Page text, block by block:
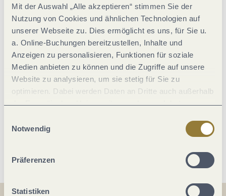
Mit der Auswahl „Alle akzeptieren“ stimmen Sie der
Nutzung von Cookies und ähnlichen Technologien auf
unserer Webseite zu. Dies ermöglicht es uns, für Sie u.
a. Online-Buchungen bereitzustellen, Inhalte und
Anzeigen zu personalisieren, Funktionen für soziale
Medien anbieten zu können und die Zugriffe auf unsere
Website zu analysieren, um sie stetig für Sie zu
optimieren. Dabei werden Daten an Dritte auch außerhalb
der Europäischen Union weitergegeben und dort
jederzeit widerrufen werden. Mit der Auswahl "Alle
ablehnen" kann es zu Beeinträchtigungen in der Nutzung
Notwendig
Präferenzen
Statistiken
Einrichtungen Betrieb
Eignung
Ausstattung Zimmer/Appartement